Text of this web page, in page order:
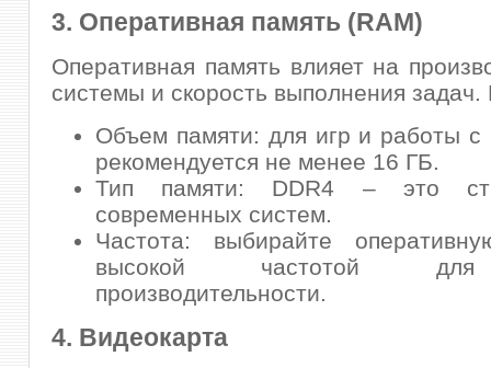
3. Оперативная память (RAM)
Оперативная память влияет на
системы и скорость выполнения
Объем памяти: для игр и работы с
рекомендуется не менее 16 ГБ.
Тип памяти: DDR4 – это
современных систем.
Частота: выбирайте
высокой частотой
производительности.
4. Видеокарта